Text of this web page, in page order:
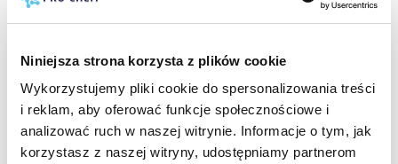
Niniejsza strona korzysta z plików cookie
Wykorzystujemy pliki cookie do spersonalizowania treści
i reklam, aby oferować funkcje społecznościowe i
analizować ruch w naszej witrynie. Informacje o tym, jak
korzystasz z naszej witryny, udostępniamy partnerom
środek
do niwelowania nieprzyjemnego zapachu.
samochodzie czy szafie. Bardzo wydajny i wygodny
Nie zostawia plam.
Kompozycja zapachowa
Orzeźwiający i energetyzujący zapach soczystego
pokaż więcej »
bezpieczeństwo:
karta charakterystyki